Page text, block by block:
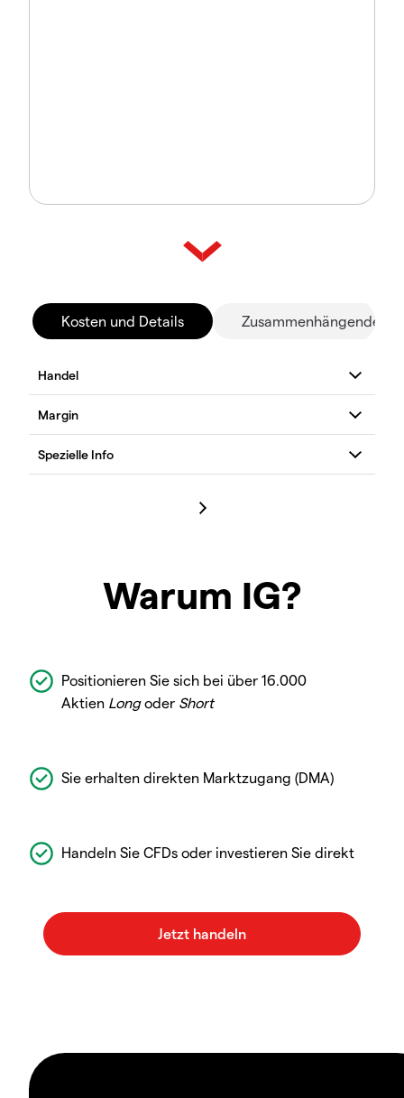
Kosten und Details Zusammenhängende
Warum IG?
Positionieren Sie sich bei über 16.000
Aktien Longoder Short
Sie erhalten direkten Marktzugang (DMA)
Handeln Sie CFDs oder investieren Sie direkt